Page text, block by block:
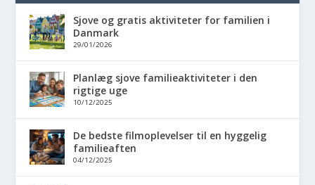
Sjove og gratis aktiviteter for familien i
Danmark
29/01/2026
Planlæg sjove familieaktiviteter i den
rigtige uge
10/12/2025
De bedste filmoplevelser til en hyggelig
familieaften
04/12/2025